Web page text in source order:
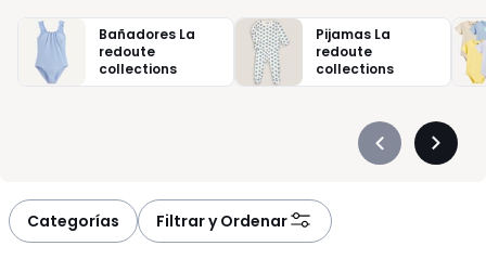
Bañadores La
redoute
collections
Pijamas La
redoute
collections
Précédent
Categorías Filtrar y Ordenar